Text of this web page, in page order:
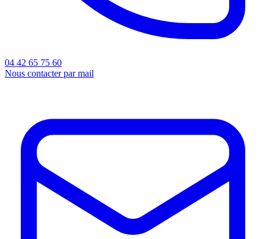
04 42 65 75 60
Nous contacter par mail